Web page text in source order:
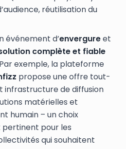
réutilisation du
événement d’envergureet
complète et fiable
exemple, la plateforme
propose une offre tout-
infrastructure de diffusion
matérielles et
humain – un choix
pour les
qui souhaitent